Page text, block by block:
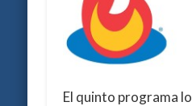
El quinto programa